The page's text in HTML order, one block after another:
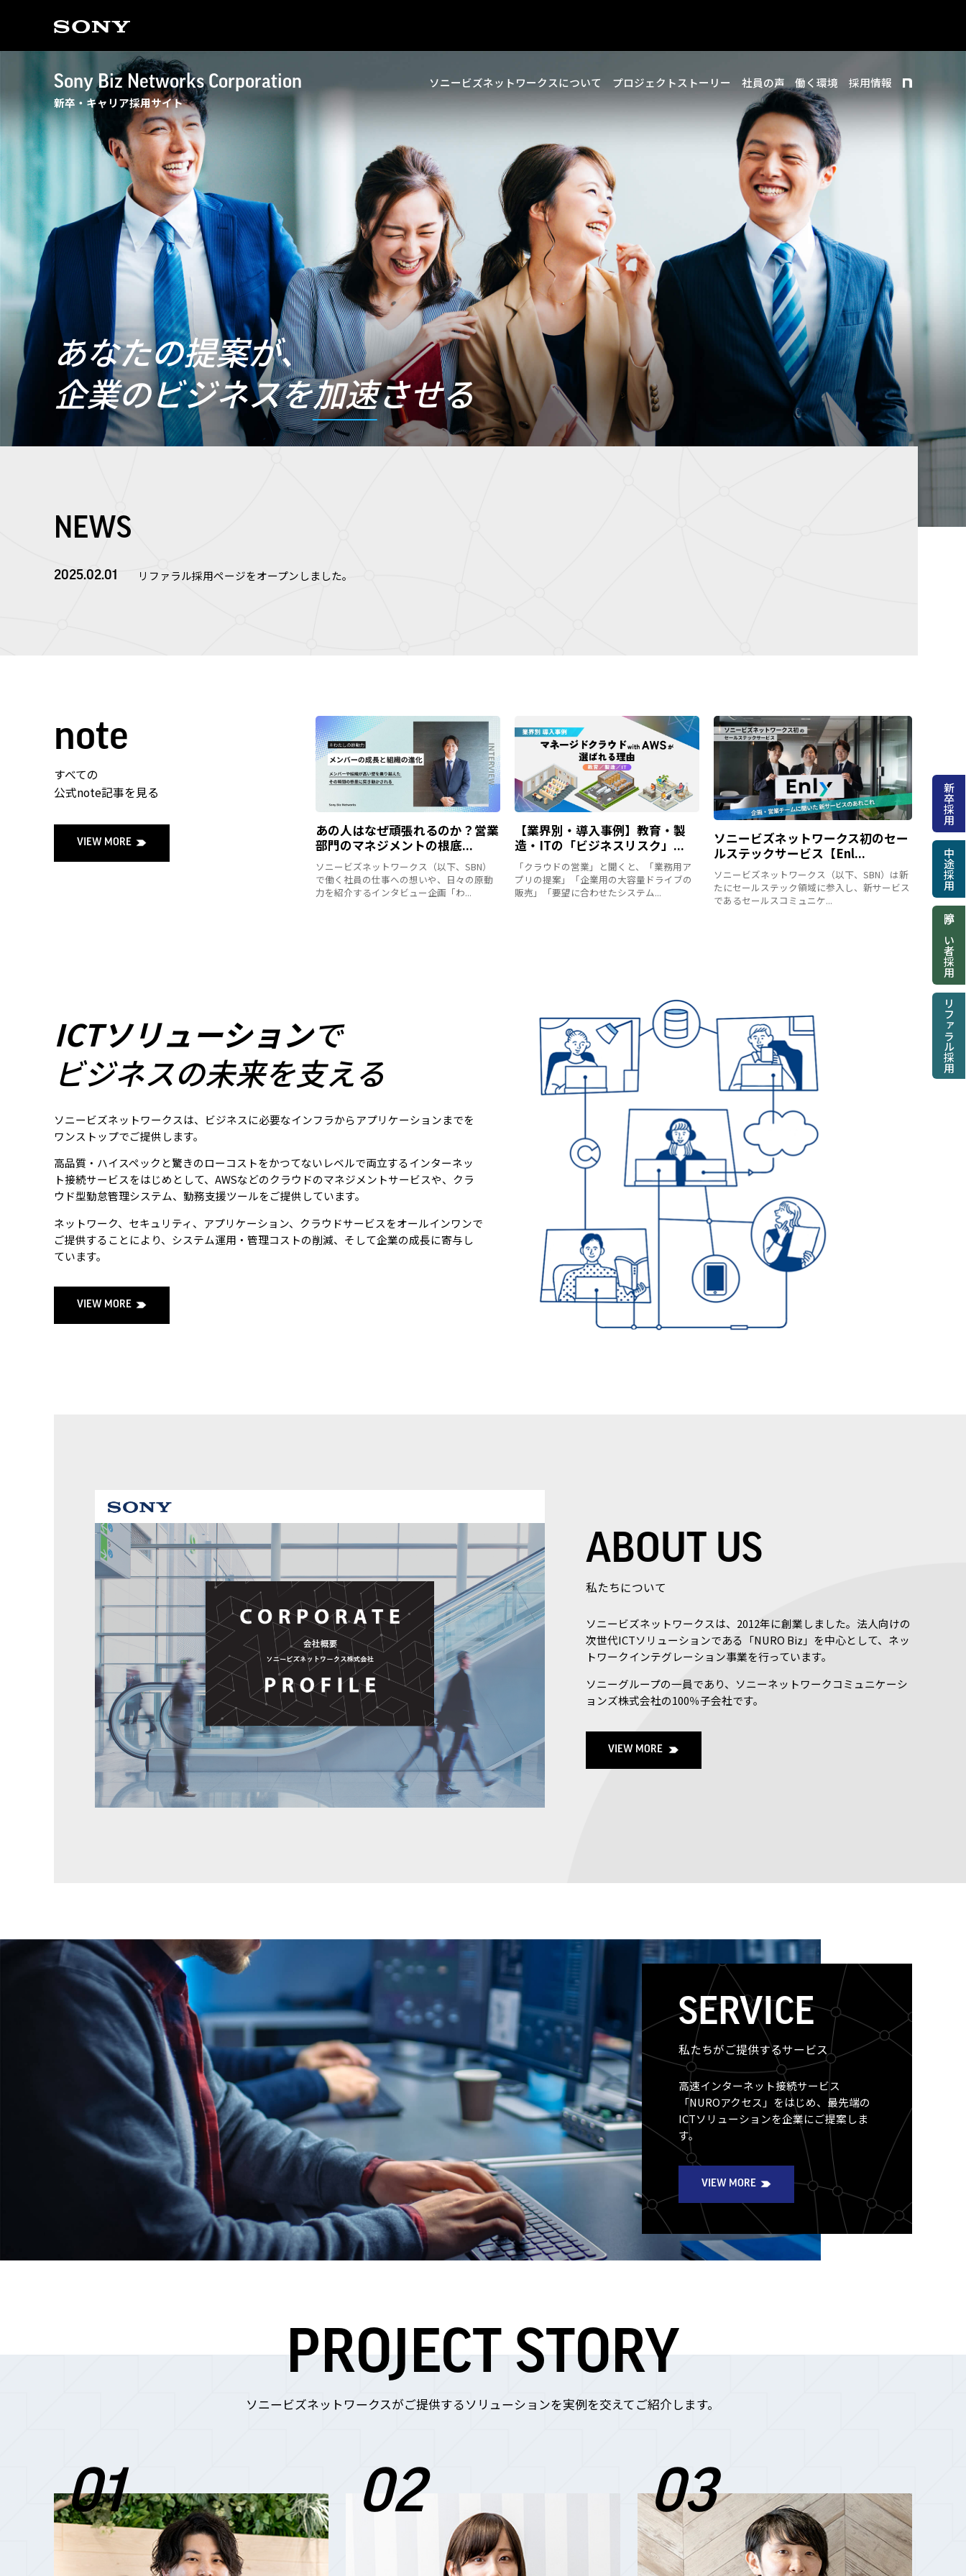
Sony Biz Networks Corporation
新卒・キャリア採用サイト
ソニービズネットワークスについて プロジェクトストーリー 社員の声 働く環境 採用情報
新卒採用
中途採用
障がい者採用
リファラル採用
あなたの提案が、
企業のビジネスを加速させる
NEWS
2025.02.01 リファラル採用ページをオープンしました。
note
すべての
公式note記事を見る
VIEW MORE
あの人はなぜ頑張れるのか？営業
部門のマネジメントの根底...
ソニービズネットワークス（以下、SBN）
で働く社員の仕事への想いや、日々の原動
力を紹介するインタビュー企画「わ...
【業界別・導入事例】教育・製
造・ITの「ビジネスリスク」...
「クラウドの営業」と聞くと、「業務用ア
プリの提案」「企業用の大容量ドライブの
販売」「要望に合わせたシステム...
ソニービズネットワークス初のセー
ルステックサービス【Enl...
ソニービズネットワークス（以下、SBN）は新
たにセールステック領域に参入し、新サービス
であるセールスコミュニケ...
ICTソリューションで
ビジネスの未来を支える
ソニービズネットワークスは、ビジネスに必要なインフラからアプリケーションまでを
ワンストップでご提供します。
高品質・ハイスペックと驚きのローコストをかつてないレベルで両立するインターネッ
ト接続サービスをはじめとして、AWSなどのクラウドのマネジメントサービスや、クラ
ウド型勤怠管理システム、勤務支援ツールをご提供しています。
ネットワーク、セキュリティ、アプリケーション、クラウドサービスをオールインワンで
ご提供することにより、システム運用・管理コストの削減、そして企業の成長に寄与し
ています。
VIEW MORE
ABOUT US
私たちについて
ソニービズネットワークスは、2012年に創業しました。法人向けの
次世代ICTソリューションである「NURO Biz」を中心として、ネッ
トワークインテグレーション事業を行っています。
ソニーグループの一員であり、ソニーネットワークコミュニケーシ
ョンズ株式会社の100％子会社です。
VIEW MORE
SERVICE
私たちがご提供するサービス
高速インターネット接続サービス
「NUROアクセス」をはじめ、最先端の
ICTソリューションを企業にご提案しま
す。
VIEW MORE
PROJECT STORY
ソニービズネットワークスがご提供するソリューションを実例を交えてご紹介します。
01 02 03